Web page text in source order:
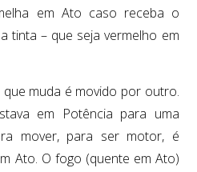
em Ato caso receba o
tinta – que seja vermelho em
muda é movido por outro.
em Potência para uma
mover, para ser motor, é
Ato. O fogo (quente em Ato)